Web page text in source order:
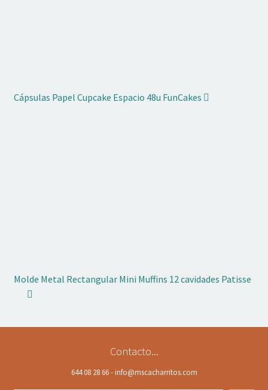
Cápsulas Papel Cupcake Espacio 48u FunCakes
Molde Metal Rectangular Mini Muffins 12 cavidades Patisse
Contacto...
644 08 28 66 - info@mscacharritos.com